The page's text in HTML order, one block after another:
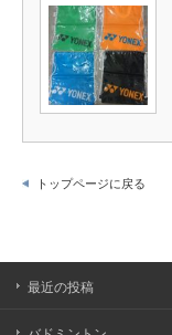
トップページに戻る
最近の投稿